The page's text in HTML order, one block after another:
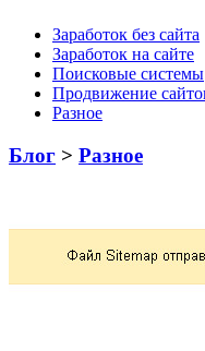
Заработок без сайта
Заработок на сайте
Поисковые системы
Продвижение
Разное
Блог > Разное